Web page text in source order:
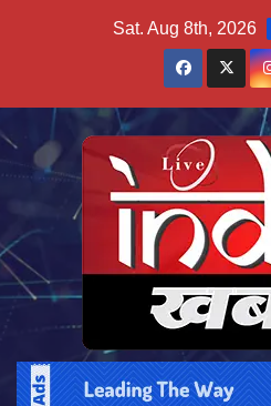
Sat. Aug 8th, 2026